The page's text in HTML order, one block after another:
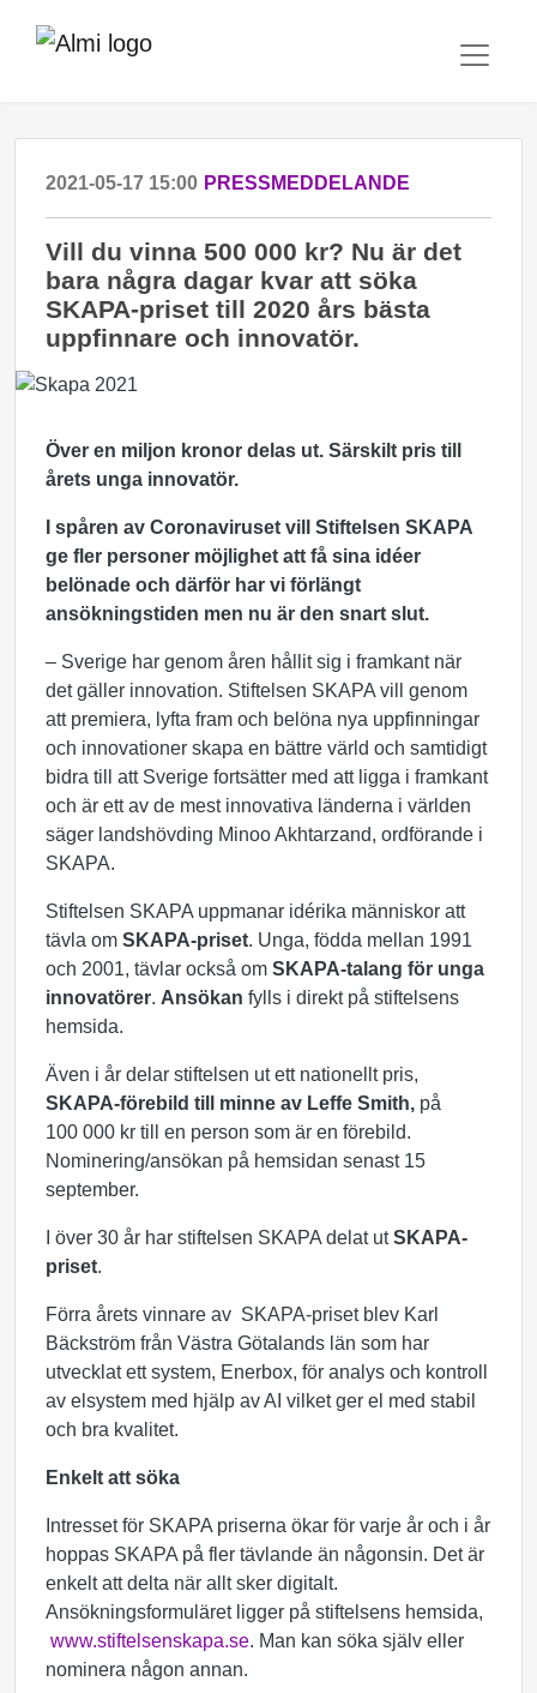
2021-05-17 15:00 PRESSMEDDELANDE
Vill du vinna 500 000 kr? Nu är det
bara några dagar kvar att söka
SKAPA-priset till 2020 års bästa
uppfinnare och innovatör.
Över en miljon kronor delas ut. Särskilt pris till
årets unga innovatör.
I spåren av Coronaviruset vill Stiftelsen SKAPA
ge fler personer möjlighet att få sina idéer
belönade och därför har vi förlängt
ansökningstiden men nu är den snart slut.
– Sverige har genom åren hållit sig i framkant när
det gäller innovation. Stiftelsen SKAPA vill genom
att premiera, lyfta fram och belöna nya uppfinningar
och innovationer skapa en bättre värld och samtidigt
bidra till att Sverige fortsätter med att ligga i framkant
och är ett av de mest innovativa länderna i världen
säger landshövding Minoo Akhtarzand, ordförande i
SKAPA.
Stiftelsen SKAPA uppmanar idérika människor att
tävla om SKAPA-priset. Unga, födda mellan 1991
och 2001, tävlar också om SKAPA-talang för unga
innovatörer. Ansökan fylls i direkt på stiftelsens
hemsida.
Även i år delar stiftelsen ut ett nationellt pris,
SKAPA-förebild till minne av Leffe Smith, på
100 000 kr till en person som är en förebild.
Nominering/ansökan på hemsidan senast 15
september.
I över 30 år har stiftelsen SKAPA delat utSKAPA-
priset.
Förra årets vinnare av SKAPA-priset blev Karl
Bäckström från Västra Götalands län som har
utvecklat ett system, Enerbox, för analys och kontroll
av elsystem med hjälp av AI vilket ger el med stabil
och bra kvalitet.
Enkelt att söka
Intresset för SKAPA priserna ökar för varje år och i år
hoppas SKAPA på fler tävlande än någonsin. Det är
enkelt att delta när allt sker digitalt.
Ansökningsformuläret ligger på stiftelsens hemsida,
www.stiftelsenskapa.se. Man kan söka själv eller
nominera någon annan.